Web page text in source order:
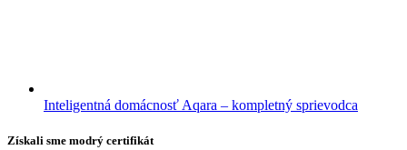
Inteligentná domácnosť Aqara – kompletný sprievodca
Získali sme modrý certifikát